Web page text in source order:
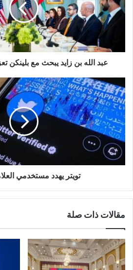
عبد الله بن زايد يبحث مع بلينكن
تويتر يهدد مستخدمي
مقالات ذات صلة